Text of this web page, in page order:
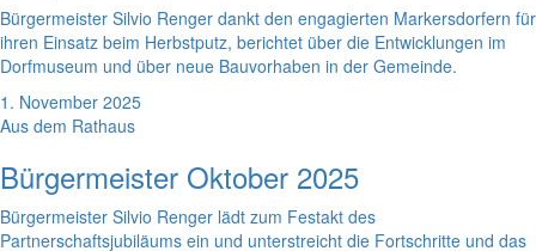
Bürgermeister Silvio Renger dankt den engagierten Markersdorfern für
ihren Einsatz beim Herbstputz, berichtet über die Entwicklungen im
Dorfmuseum und über neue Bauvorhaben in der Gemeinde.
1. November 2025
Aus dem Rathaus
Bürgermeister Oktober 2025
Bürgermeister Silvio Renger lädt zum Festakt des
Partnerschaftsjubiläums ein und unterstreicht die Fortschritte und das